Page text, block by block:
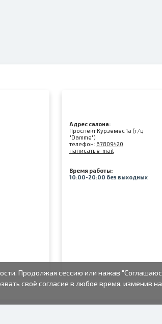
Адрес салона:
Проспект Курземес 1а (т/ц
"Damme")
телефон: 67809420
написать e-mail
Время работы:
10:00-20:00 без выходных
Продолжая сессию или нажав
своё согласие в любое время, изменив